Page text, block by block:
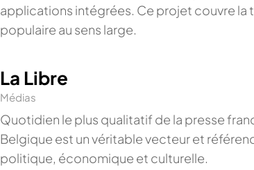
applications intégrées. Ce projet couvre la
populaire au sens large.
La Libre
Médias
Quotidien le plus qualitatif de la presse
Belgique est un véritable vecteur et
politique, économique et culturelle.